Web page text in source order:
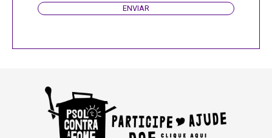
ENVIAR